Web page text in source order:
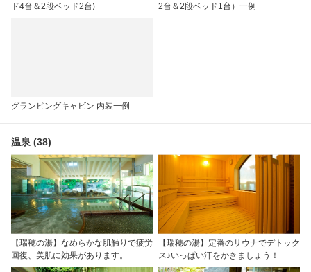
ド4台＆2段ベッド2台)
2台＆2段ベッド1台）一例
グランピングキャビン 内装一例
温泉 (38)
【瑞穂の湯】なめらかな肌触りで疲労
回復、美肌に効果があります。
【瑞穂の湯】定番のサウナでデトック
ス♪いっぱい汗をかきましょう！